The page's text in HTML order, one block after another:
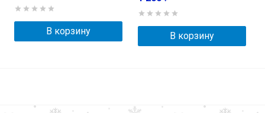
В корзину В корзину